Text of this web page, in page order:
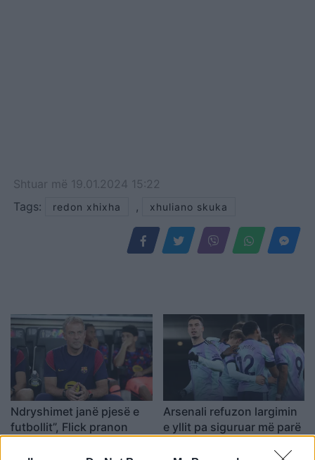
Shtuar më 19.01.2024 15:22
Tags:
redon xhixha , xhuliano skuka
Ndryshimet janë pjesë e
futbollit”, Flick pranon
Arsenali refuzon largimin
e yllit pa siguruar më parë